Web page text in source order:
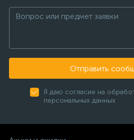
Отправить
Я даю согласие на
персональных данных